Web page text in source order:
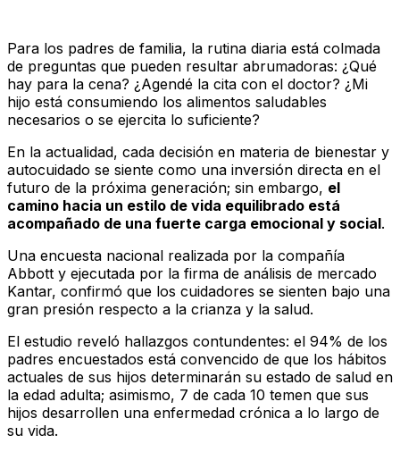
Para los padres de familia, la rutina diaria está colmada
de preguntas que pueden resultar abrumadoras: ¿Qué
hay para la cena? ¿Agendé la cita con el doctor? ¿Mi
hijo está consumiendo los alimentos saludables
necesarios o se ejercita lo suficiente?
En la actualidad, cada decisión en materia de bienestar y
autocuidado se siente como una inversión directa en el
futuro de la próxima generación; sin embargo, el
camino hacia un estilo de vida equilibrado está
acompañado de una fuerte carga emocional y social.
Una encuesta nacional realizada por la compañía
Abbott y ejecutada por la firma de análisis de mercado
Kantar, confirmó que los cuidadores se sienten bajo una
gran presión respecto a la crianza y la salud.
El estudio reveló hallazgos contundentes: el 94% de los
padres encuestados está convencido de que los hábitos
actuales de sus hijos determinarán su estado de salud en
la edad adulta; asimismo, 7 de cada 10 temen que sus
hijos desarrollen una enfermedad crónica a lo largo de
su vida.